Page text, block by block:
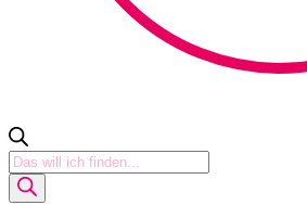
Products
search